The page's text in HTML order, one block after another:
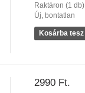
Raktáron (1 db)
Új, bontatlan
Kosárba tesz
2990 Ft.